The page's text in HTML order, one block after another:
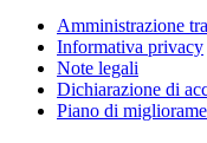
Amministrazione
Informativa privacy
Note legali
Dichiarazione di
Piano di